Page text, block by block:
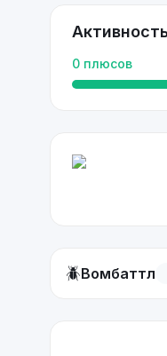
0 плюсов
🪲Вомбаттл